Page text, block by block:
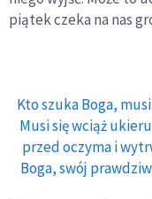
piątek czeka na nas
Kto szuka Boga,
Musi się wciąż
przed oczyma i
Boga, swój